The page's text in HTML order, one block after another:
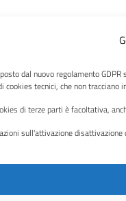
dal nuovo regolamento
cookies tecnici, che non tracciano
di terze parti è facoltativa,
sull'attivazione